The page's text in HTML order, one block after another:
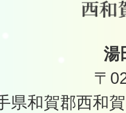
湯
〒
県和賀郡西和